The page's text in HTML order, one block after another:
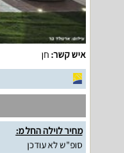
איש קשר: חן
מחיר לוילה החל מ:
סופ"ש לא עודכן